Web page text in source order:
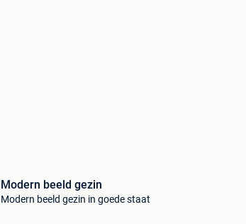
Modern beeld gezin
Modern beeld gezin in goede staat